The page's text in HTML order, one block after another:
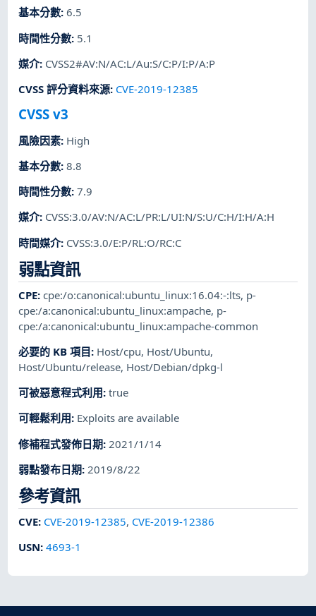
基本分數:6.5
時間性分數: 5.1
媒介: CVSS2#AV:N/AC:L/Au:S/C:P/I:P/A:P
CVSS 評分資料來源: CVE-2019-12385
CVSS v3
風險因素: High
基本分數:8.8
時間性分數:7.9
媒介: CVSS:3.0/AV:N/AC:L/PR:L/UI:N/S:U/C:H/I:H/A:H
時間媒介: CVSS:3.0/E:P/RL:O/RC:C
弱點資訊
CPE:cpe:/o:canonical:ubuntu_linux:16.04:-:lts, p-
cpe:/a:canonical:ubuntu_linux:ampache, p-
cpe:/a:canonical:ubuntu_linux:ampache-common
必要的 KB 項目: Host/cpu, Host/Ubuntu,
Host/Ubuntu/release, Host/Debian/dpkg-l
可被惡意程式利用:true
可輕鬆利用: Exploits are available
修補程式發佈日期: 2021/1/14
弱點發布日期:2019/8/22
參考資訊
CVE: CVE-2019-12385, CVE-2019-12386
USN:4693-1